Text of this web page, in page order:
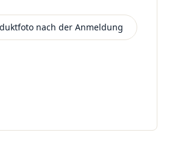
nach der Anmeldung